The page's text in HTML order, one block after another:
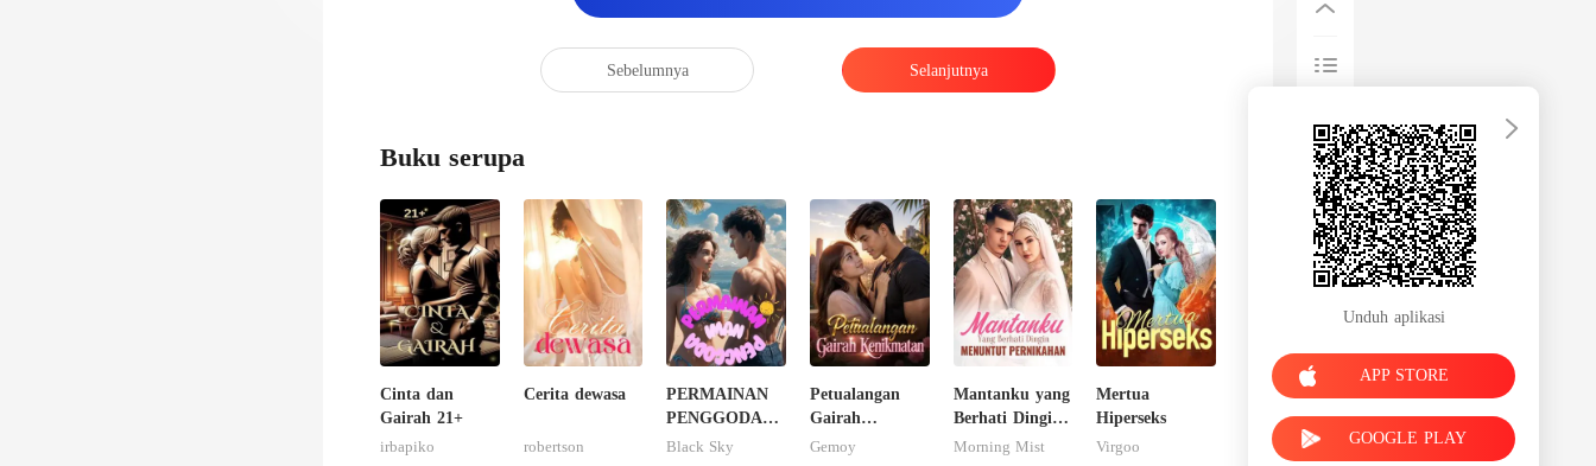
Sebelumnya Selanjutnya
Buku serupa
Cinta dan
Gairah 21+
irbapiko
Cerita dewasa
robertson
PERMAINAN
PENGGODA
IMAN
Black Sky
Petualangan
Gairah
Kenikmatan
Gemoy
Mantanku yang
Berhati Dingin
Menuntut
Morning Mist
Mertua
Hiperseks
Virgoo
Unduh aplikasi
APP STORE
GOOGLE PLAY